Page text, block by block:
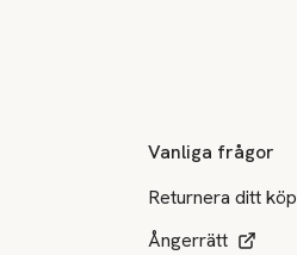
Vanliga frågor
Returnera ditt köp
Ångerrätt